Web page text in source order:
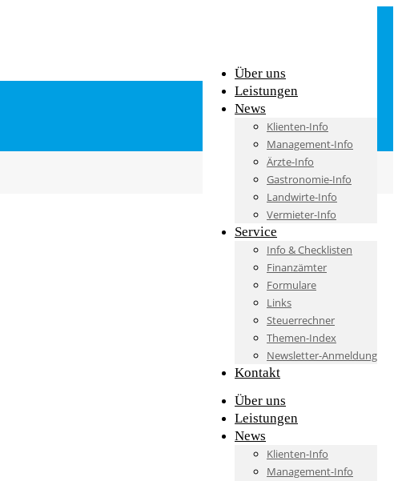
Über uns
Leistungen
News
Klienten-Info
Management-Info
Ärzte-Info
Gastronomie-Info
Landwirte-Info
Vermieter-Info
Service
Info & Checklisten
Finanzämter
Formulare
Links
Steuerrechner
Themen-Index
Newsletter-Anmeldung
Kontakt
Über uns
Leistungen
News
Klienten-Info
Management-Info